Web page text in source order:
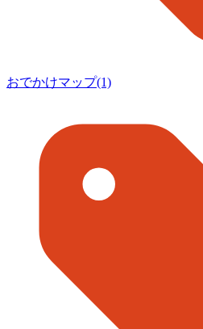
おでかけマップ(1)